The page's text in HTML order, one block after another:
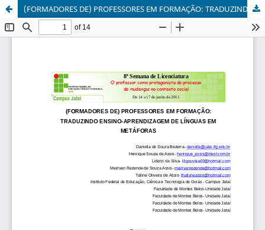
(FORMADORES DE) PROFESSORES EM FORMAÇÃO: TRADUZINDO ENSINO-APRENDIZAGEM DE LÍNGUAS EM METÁFORAS